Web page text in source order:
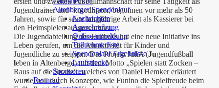
Altenberger Spendenlauf
Nachrichten
Ausschreibung
Onlineanmeldung
Teilnehmerliste
Spendenlauf Ergebnisse
Laufstrecke
Sponsoren
Rennrad
Jugendtrainer und -koordinator, begonnen vor mehr als 50
Jahren, sowie für seine langjährige Arbeit als Kassierer bei
den Heimspielen ausgezeichnet.
Die Jugendabteilung des Fußballs hat eine neue Initiative ins
Leben gerufen, um die Attraktivität für Kinder und
Jugendliche zu steigern. Das Projekt JuliA (Jugendfußball
leben in Altenberge) mit dem Motto „Spielen statt Zocken –
Raus auf die Straße“, welches von Daniel Hemker erläutert
wurde, soll durch Konzepte, wie Funino die Spielfreude beim